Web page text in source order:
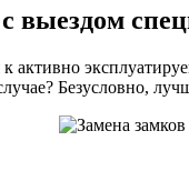
выездом
к активно
Безусловно,